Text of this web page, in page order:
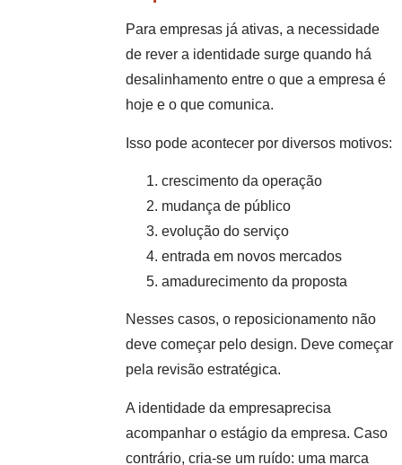
Para empresas já ativas, a necessidade
de rever a identidade surge quando há
desalinhamento entre o que a empresa é
hoje e o que comunica.
Isso pode acontecer por diversos motivos:
crescimento da operação
mudança de público
evolução do serviço
entrada em novos mercados
amadurecimento da proposta
Nesses casos, o reposicionamento não
deve começar pelo design. Deve começar
pela revisão estratégica.
A identidade da empresaprecisa
acompanhar o estágio da empresa. Caso
contrário, cria-se um ruído: uma marca